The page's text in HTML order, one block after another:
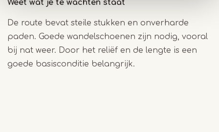
Weet wat je te wachten staat
De route bevat steile stukken en onverharde
paden. Goede wandelschoenen zijn nodig, vooral
bij nat weer. Door het reliëf en de lengte is een
goede basisconditie belangrijk.